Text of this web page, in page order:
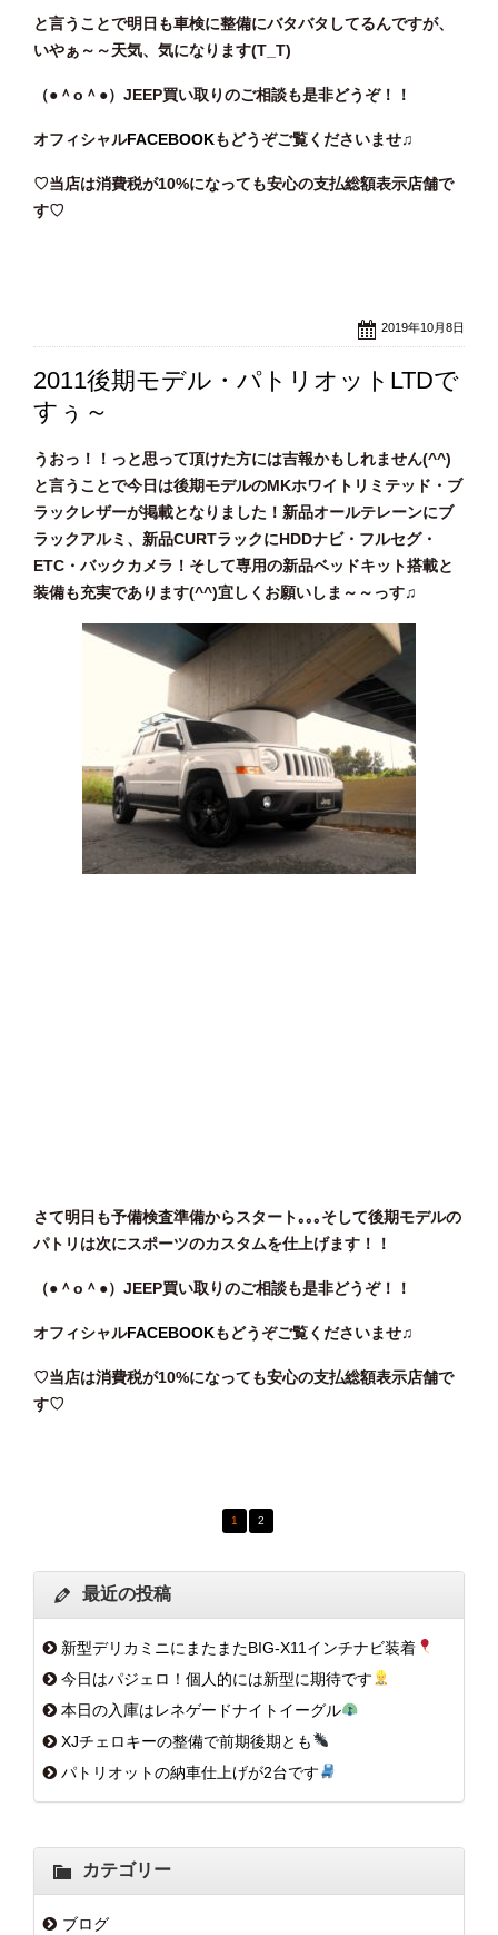
と言うことで明日も車検に整備にバタバタしてるんですが、
いやぁ～～天気、気になります(T_T)
（●＾o ＾●）JEEP買い取りのご相談も是非どうぞ！！
オフィシャルFACEBOOKもどうぞご覧くださいませ♫
♡当店は消費税が10%になっても安心の支払総額表示店舗で
す♡
2019年10月8日
2011後期モデル・パトリオットLTDで
すぅ～
うおっ！！っと思って頂けた方には吉報かもしれません(^^)
と言うことで今日は後期モデルのMKホワイトリミテッド・ブ
ラックレザーが掲載となりました！新品オールテレーンにブ
ラックアルミ、新品CURTラックにHDDナビ・フルセグ・
ETC・バックカメラ！そして専用の新品ベッドキット搭載と
装備も充実であります(^^)宜しくお願いしま～～っす♫
さて明日も予備検査準備からスタート｡｡｡そして後期モデルの
パトリは次にスポーツのカスタムを仕上げます！！
（●＾o ＾●）JEEP買い取りのご相談も是非どうぞ！！
オフィシャルFACEBOOKもどうぞご覧くださいませ♫
♡当店は消費税が10%になっても安心の支払総額表示店舗で
す♡
1 2
最近の投稿
新型デリカミニにまたまたBIG-X11インチナビ装着
今日はパジェロ！個人的には新型に期待です
本日の入庫はレネゲードナイトイーグル
XJチェロキーの整備で前期後期とも
パトリオットの納車仕上げが2台です
カテゴリー
ブログ